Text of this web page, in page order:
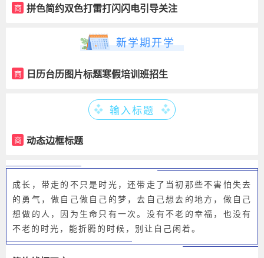
商 拼色简约双色打雷打闪闪电引导关注
新学期开学
商 日历台历图片标题寒假培训班招生
输入标题
商 动态边框标题
成长，带走的不只是时光，还带走了当初那些不害怕失去
的勇气，做自己做自己的梦，去自己想去的地方，做自己
想做的人，因为生命只有一次。没有不老的幸福，也没有
不老的时光，能折腾的时候，别让自己闲着。